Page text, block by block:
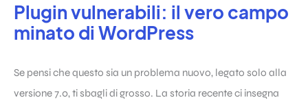
Plugin vulnerabili: il vero campo
minato di WordPress
Se pensi che questo sia un problema nuovo, legato solo alla
versione 7.0, ti sbagli di grosso. La storia recente ci insegna